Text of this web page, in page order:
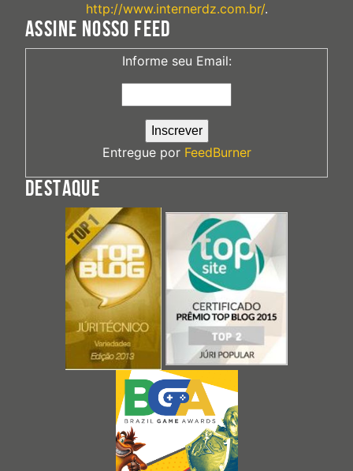
http://www.internerdz.com.br/.
ASSINE NOSSO FEED
Informe seu Email:
Entregue por FeedBurner
DESTAQUE